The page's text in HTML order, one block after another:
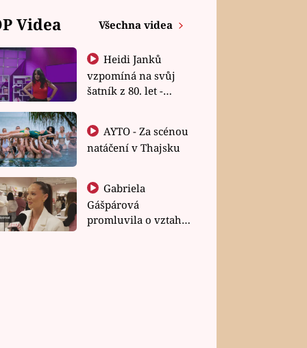
Videa Všechna videa
Heidi Janků
vzpomíná na svůj
šatník z 80. let -
natáčení v Thajsku
Gabriela
Gášpárová
promluvila o vztahu